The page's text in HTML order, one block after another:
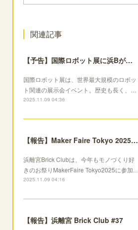
関連記事
【予告】国際ロボット展に浜Bが出展！
国際ロボット展は、世界最大規模のロボッ
ト関連の展示会イベント。歴史も長く、…
2025.11.09 04:36
【報告】Maker Faire Tokyo 2025に出展
浜離宮Brick Clubは、今年もモノづくり好
きのお祭りMakerFaire Tokyo2025に参加…
2025.11.09 04:16
【報告】浜離宮 Brick Club #37